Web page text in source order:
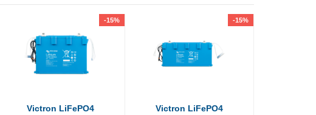
-15%
Victron LiFePO4
-15%
Victron LiFePO4